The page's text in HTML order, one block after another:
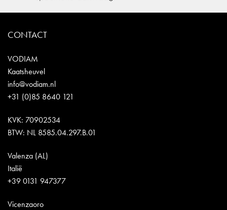
CONTACT
VODIAM
Kaatsheuvel
info@vodiam.nl
+31 (0)85 8640 121
KVK: 70902534
BTW: NL 8585.04.297.B.01
Valenza (AL)
Italië
+39 0131 947377
Vicenzaoro